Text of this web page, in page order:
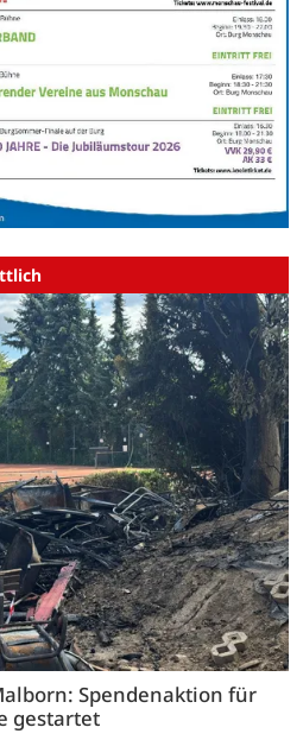
Spendenaktion für
gestartet